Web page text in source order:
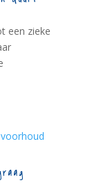
een zieke